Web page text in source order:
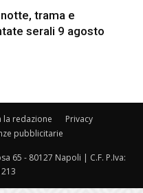
trama e
serali 9 agosto
la redazione
Privacy
pubblicitarie
65 - 80127 Napoli | C.F. P.Iva: